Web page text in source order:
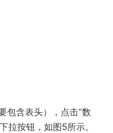
包含表头），点击“数
拉按钮，如图5所示。